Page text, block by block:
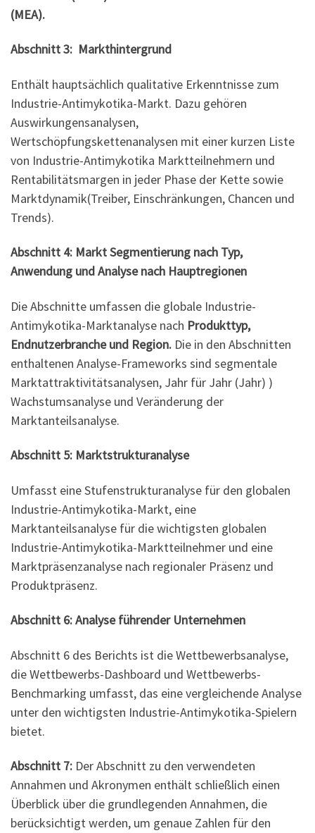
(MEA).
Abschnitt 3: Markthintergrund
Enthält hauptsächlich qualitative Erkenntnisse zum
Industrie-Antimykotika-Markt. Dazu gehören
Auswirkungensanalysen,
Wertschöpfungskettenanalysen mit einer kurzen Liste
von Industrie-Antimykotika Marktteilnehmern und
Rentabilitätsmargen in jeder Phase der Kette sowie
Marktdynamik(Treiber, Einschränkungen, Chancen und
Trends).
Abschnitt 4: MarktSegmentierung nach Typ,
Anwendung undAnalyse nach Hauptregionen
Die Abschnitte umfassen die globale Industrie-
Antimykotika-Marktanalyse nach Produkttyp,
Endnutzerbranche und Region. Die in den Abschnitten
enthaltenen Analyse-Frameworks sind segmentale
Marktattraktivitätsanalysen, Jahr für Jahr (Jahr) )
Wachstumsanalyse und Veränderung der
Marktanteilsanalyse.
Abschnitt 5: Marktstrukturanalyse
Umfasst eine Stufenstrukturanalyse für den globalen
Industrie-Antimykotika-Markt, eine
Marktanteilsanalyse für die wichtigsten globalen
Industrie-Antimykotika-Marktteilnehmer und eine
Marktpräsenzanalyse nach regionaler Präsenz und
Produktpräsenz.
Abschnitt 6: Analyse führender Unternehmen
Abschnitt 6 des Berichts ist die Wettbewerbsanalyse,
die Wettbewerbs-Dashboard und Wettbewerbs-
Benchmarking umfasst, das eine vergleichende Analyse
unter den wichtigsten Industrie-Antimykotika-Spielern
bietet.
Abschnitt 7: Der Abschnitt zu den verwendeten
Annahmen und Akronymen enthält schließlich einen
Überblick über die grundlegenden Annahmen, die
berücksichtigt werden, um genaue Zahlen für den